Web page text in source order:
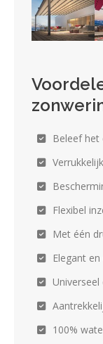
Beleef het
Flexibel
Met één
Elegant
Universeel
100%